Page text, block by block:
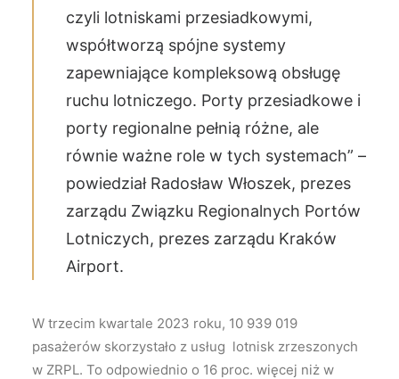
czyli lotniskami przesiadkowymi,
współtworzą spójne systemy
zapewniające kompleksową obsługę
ruchu lotniczego. Porty przesiadkowe i
porty regionalne pełnią różne, ale
równie ważne role w tych systemach” –
powiedział Radosław Włoszek, prezes
zarządu Związku Regionalnych Portów
Lotniczych, prezes zarządu Kraków
Airport.
W trzecim kwartale 2023 roku, 10 939 019
pasażerów skorzystało z usług lotnisk zrzeszonych
w ZRPL. To odpowiednio o 16 proc. więcej niż w